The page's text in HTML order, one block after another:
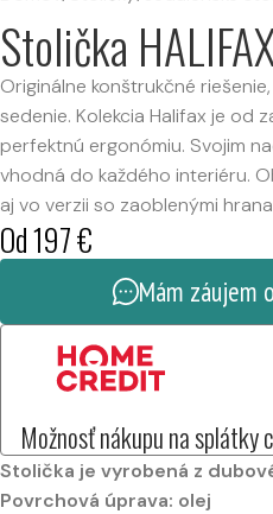
Stolička
Originálne konštrukčné
sedenie. Kolekcia Halifax je od
perfektnú ergonómiu. Svojim
vhodná do každého interiéru.
aj vo verzii so zaoblenými
Od197€
Mám záujem
Možnosť nákupu na splátky
Stolička je vyrobená z
Povrchová úprava: olej